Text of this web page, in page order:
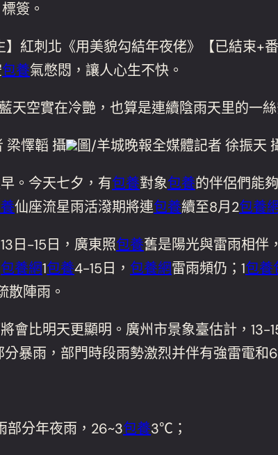
簽。
】紅刺北《用美貌勾結年夜佬》【已結束+
包養氣憋悶，讓人心生不快。
天空實在冷艷，也算是連續陰雨天里的一絲
梁懌韜 攝 圖/羊城晚報全媒體記者 徐振天
。今天七夕，有包養對象包養的伴侶們能
仙座流星雨活潑期將連包養續至8月2包養
日-15日，廣東照包養舊是陽光與雷雨相伴
包養網1包養4-15日， 包養網雷雨頻仍；1包養
散陣雨。
會比明天更顯明。廣州市景象臺估計，13-
分暴雨，部門時段雨勢激烈并伴有強雷電和
部分年夜雨，26~3包養3℃；